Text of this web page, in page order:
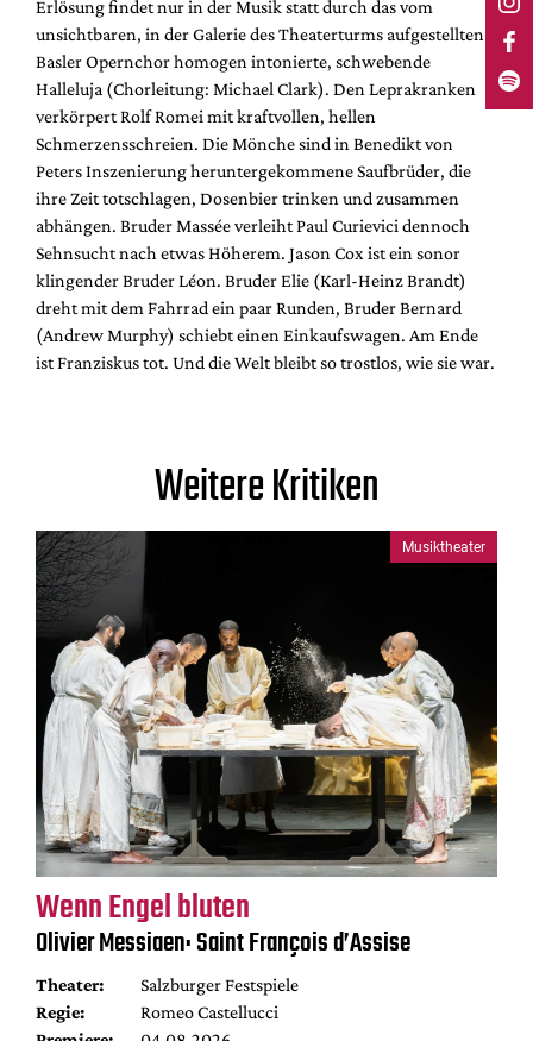
Erlösung findet nur in der Musik statt durch das vom
unsichtbaren, in der Galerie des Theaterturms aufgestellten
Basler Opernchor homogen intonierte, schwebende
Halleluja (Chorleitung: Michael Clark). Den Leprakranken
verkörpert Rolf Romei mit kraftvollen, hellen
Schmerzensschreien. Die Mönche sind in Benedikt von
Peters Inszenierung heruntergekommene Saufbrüder, die
ihre Zeit totschlagen, Dosenbier trinken und zusammen
abhängen. Bruder Massée verleiht Paul Curievici dennoch
Sehnsucht nach etwas Höherem. Jason Cox ist ein sonor
klingender Bruder Léon. Bruder Elie (Karl-Heinz Brandt)
dreht mit dem Fahrrad ein paar Runden, Bruder Bernard
(Andrew Murphy) schiebt einen Einkaufswagen. Am Ende
ist Franziskus tot. Und die Welt bleibt so trostlos, wie sie war.
Weitere Kritiken
Musiktheater
Wenn Engel bluten
Olivier Messiaen: Saint François d’Assise
Theater:
Salzburger Festspiele
Regie:
Romeo Castellucci